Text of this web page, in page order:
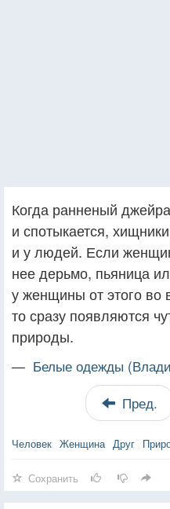
Когда ранненый
и спотыкается,
и у людей. Если
нее дерьмо, пьяница
у женщины от этого во
то сразу появляются
природы.
— Белые одежды
Пред.
Человек Женщина Друг
Сохранить